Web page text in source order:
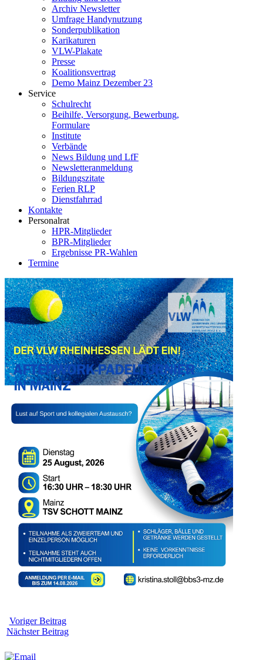
Archiv Newsletter
Umfrage Handynutzung
Sonderpublikation
Karikaturen
VLW-Plakate
Presse
Koalitionsvertrag
Demo Mainz Dezember 23
Service
Schulrecht
Beihilfe, Versorgung, Bewerbung,
Formulare
Institute
Verbände
News Bildung und LfF
Newsletteranmeldung
Bildungszitate
Ferien RLP
Dienstfahrrad
Kontakte
Personalrat
HPR-Mitglieder
BPR-Mitglieder
Ergebnisse PR-Wahlen
Termine
Voriger Beitrag
Nächster Beitrag